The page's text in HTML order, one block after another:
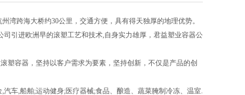
湾跨海大桥约30公里，交通方便，具有得天独厚的地理优势。
引进欧洲早的滚塑工艺和技术,自身实力雄厚，君益塑业容器公
塑容器，坚持以客户需求为要素，坚持创新，不仅是产品的创
车,船舶;运动健身;医疗器械;食品、酿造、蔬菜腌制冷冻、温室.